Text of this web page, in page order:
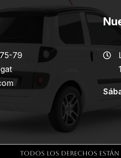
79 
Todos los derechos están